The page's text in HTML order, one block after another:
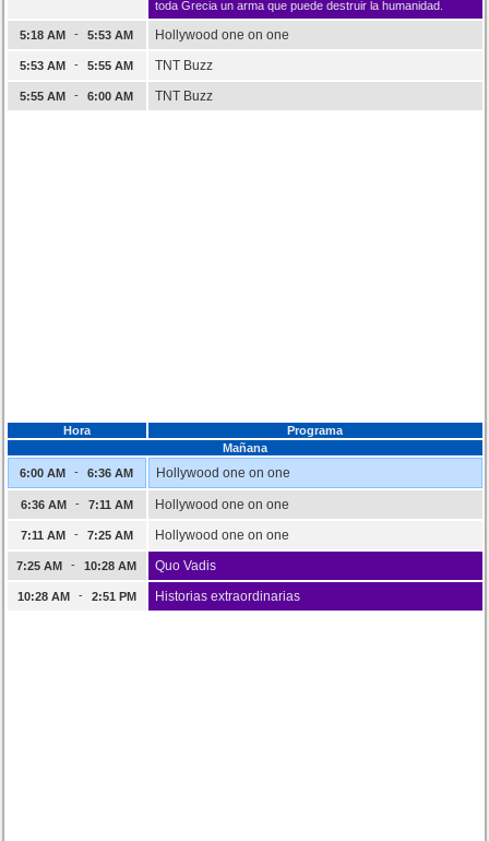
toda Grecia un arma que puede destruir la humanidad.
5:18 AM - 5:53 AM Hollywood one on one
5:53 AM - 5:55 AM TNT Buzz
5:55 AM - 6:00 AM TNT Buzz
Hora
Programa
Mañana
6:00 AM
- 6:36 AM Hollywood one on one
6:36 AM - 7:11 AM Hollywood one on one
7:11 AM - 7:25 AM Hollywood one on one
7:25 AM - 10:28 AM Quo Vadis
10:28 AM - 2:51 PM Historias extraordinarias